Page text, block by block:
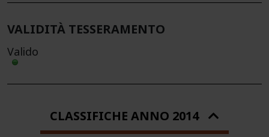
VALIDITÀ TESSERAMENTO
Valido
CLASSIFICHE ANNO 2014